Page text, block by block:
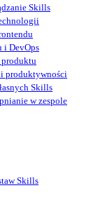
Skills
i DevOps
produktu
produktywności
Skills
w zespole
Skills